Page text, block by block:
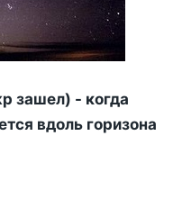
зашел) - когда
вдоль горизона